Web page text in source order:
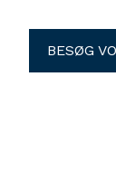
BESØG